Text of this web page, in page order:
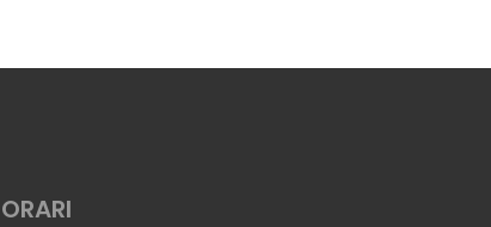
ORARI